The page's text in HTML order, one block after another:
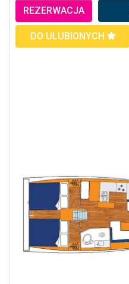
REZERWACJA
DO ULUBIONYCH